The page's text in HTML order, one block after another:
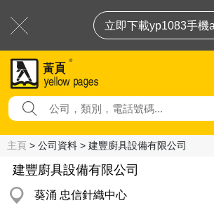
立即下載yp1083手機
主頁 > 公司資料 > 建豐廚具設備有限公司
建豐廚具設備有限公司
葵涌 忠信針織中心